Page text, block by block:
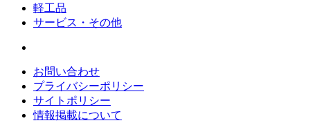
軽工品
サービス・その他
お問い合わせ
プライバシーポリシー
サイトポリシー
情報掲載について